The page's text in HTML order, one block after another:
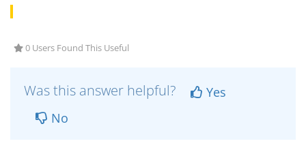
0 Users Found This Useful
Was this answer helpful?
Yes
No